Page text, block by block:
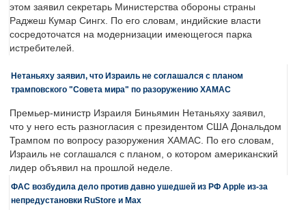
этом заявил секретарь Министерства обороны страны
Раджеш Кумар Сингх. По его словам, индийские власти
сосредоточатся на модернизации имеющегося парка
истребителей.
Нетаньяху заявил, что Израиль не соглашался с планом
трамповского "Совета мира" по разоружению ХАМАС
Премьер-министр Израиля Биньямин Нетаньяху заявил,
что у него есть разногласия с президентом США Дональдом
Трампом по вопросу разоружения ХАМАС. По его словам,
Израиль не соглашался с планом, о котором американский
лидер объявил на прошлой неделе.
ФАС возбудила дело против давно ушедшей из РФ Apple из-за
непредустановки RuStore и Max